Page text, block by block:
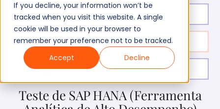
If you decline, your information won’t be
tracked when you visit this website. A single
cookie will be used in your browser to
remember your preference not to be tracked.
Accept
Decline
Test duration: 20 min
No. of questions: 10
Level of experience: Entry Level/Mid/Expert
Teste de SAP HANA (Ferramenta